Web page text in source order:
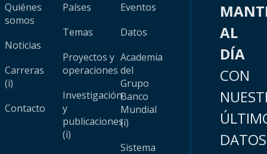
Quiénes
somos
Noticias
Carreras
(i)
Contacto
Países
Temas
Proyectos y
operaciones
Investigación
y
publicaciones
(i)
Eventos
Datos
Academia
del
Grupo
Banco
Mundial
(i)
Sistema
AL
DÍA
CON
DATOS